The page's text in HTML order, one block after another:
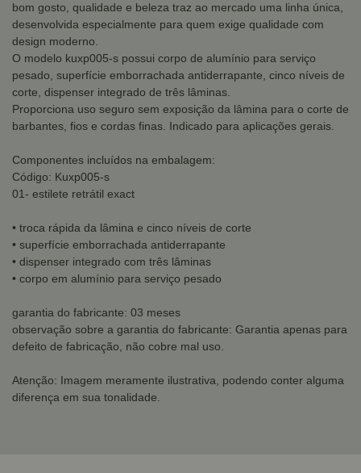
bom gosto, qualidade e beleza traz ao mercado uma linha única,
desenvolvida especialmente para quem exige qualidade com
design moderno.
O modelo kuxp005-s possui corpo de alumínio para serviço
pesado, superfície emborrachada antiderrapante, cinco níveis de
corte, dispenser integrado de três lâminas.
Proporciona uso seguro sem exposição da lâmina para o corte de
barbantes, fios e cordas finas. Indicado para aplicações gerais.
Componentes incluídos na embalagem:
Código: Kuxp005-s
01- estilete retrátil exact
• troca rápida da lâmina e cinco níveis de corte
• superfície emborrachada antiderrapante
• dispenser integrado com três lâminas
• corpo em alumínio para serviço pesado
garantia do fabricante: 03 meses
observação sobre a garantia do fabricante: Garantia apenas para
defeito de fabricação, não cobre mal uso.
Atenção: Imagem meramente ilustrativa, podendo conter alguma
diferença em sua tonalidade.